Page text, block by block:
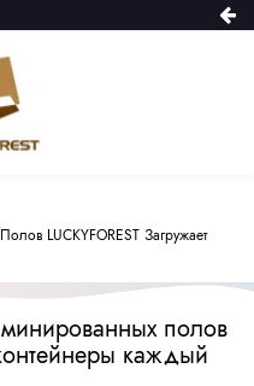
LUCKYFOREST Загружает
полов
каждый